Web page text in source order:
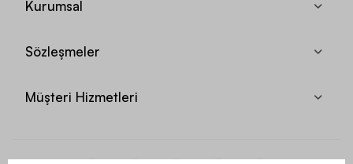
Kurumsal
Sözleşmeler
Müşteri Hizmetleri